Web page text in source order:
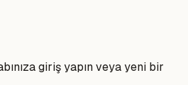
giriş yapın veya yeni bir